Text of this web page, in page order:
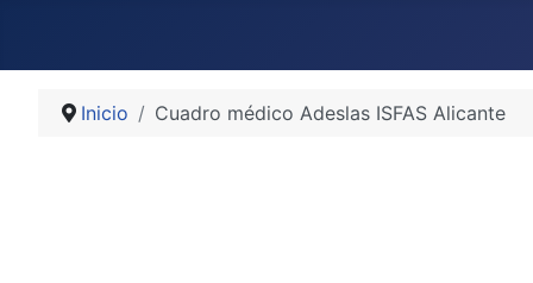
Inicio Cuadro médico Adeslas ISFAS Alicante